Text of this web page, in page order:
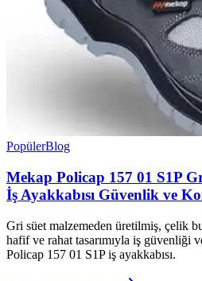
PopülerBlog
Mekap Policap 157 01 S1P
İş Ayakkabısı Güvenlik ve
Gri süet malzemeden üretilmiş, çelik
hafif ve rahat tasarımıyla iş güvenliği
Policap 157 01 S1P iş ayakkabısı.